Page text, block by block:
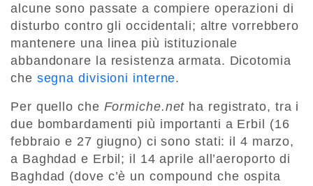
alcune sono passate a compiere operazioni di
disturbo contro gli occidentali; altre vorrebbero
mantenere una linea più istituzionale
abbandonare la resistenza armata. Dicotomia
che segna divisioni interne.
Per quello che Formiche.net ha registrato, tra i
due bombardamenti più importanti a Erbil (16
febbraio e 27 giugno) ci sono stati: il 4 marzo,
a Baghdad e Erbil; il 14 aprile all’aeroporto di
Baghdad (dove c’è un compound che ospita